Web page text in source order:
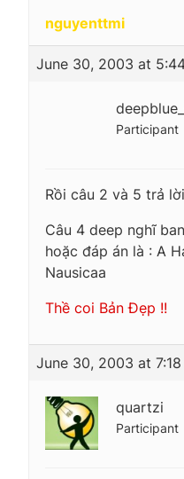
nguyenttmi
June 30, 2003 at
Participant
Rồi câu 2 và 5 trả
Câu 4 deep nghĩ
hoặc đáp án là : A
Nausicaa
Thề coi Bản Đẹp !!
June 30, 2003 at 7:18
quartzi
Participant